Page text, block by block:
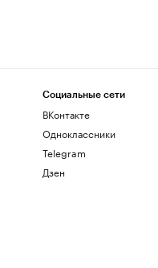
Социальные сети
ВКонтакте
Одноклассники
Telegram
Дзен